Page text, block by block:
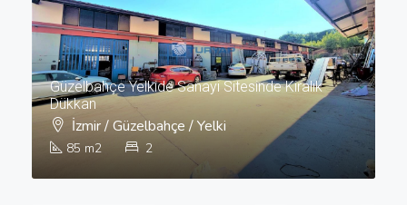
Güzelbahçe Yelkide Sanayi Sitesinde Kiralık
Dükkan
85 m2 2
İzmir / Güzelbahçe / Yelki